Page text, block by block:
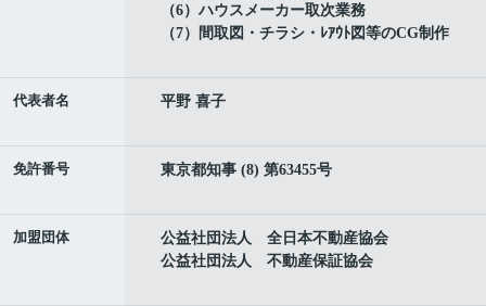
（6）ハウスメーカー取次業務
（7）間取図・チラシ・ﾚｱｳﾄ図等のCG制作
代表者名 平野 喜子
免許番号 東京都知事 (8) 第63455号
加盟団体
公益社団法人 全日本不動産協会
公益社団法人 不動産保証協会